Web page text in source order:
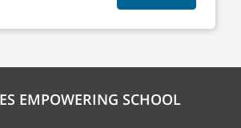
EMPOWERING SCHOOL